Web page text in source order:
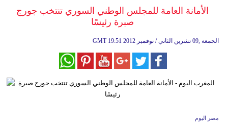
وموسيقى
سياحة
الأمانة العامة للمجلس الوطني السوري تنتخب جورج
صبرة رئيسًا
GMT 19:51 2012 الجمعة ,09 تشرين الثاني / نوفمبر
مصر اليوم